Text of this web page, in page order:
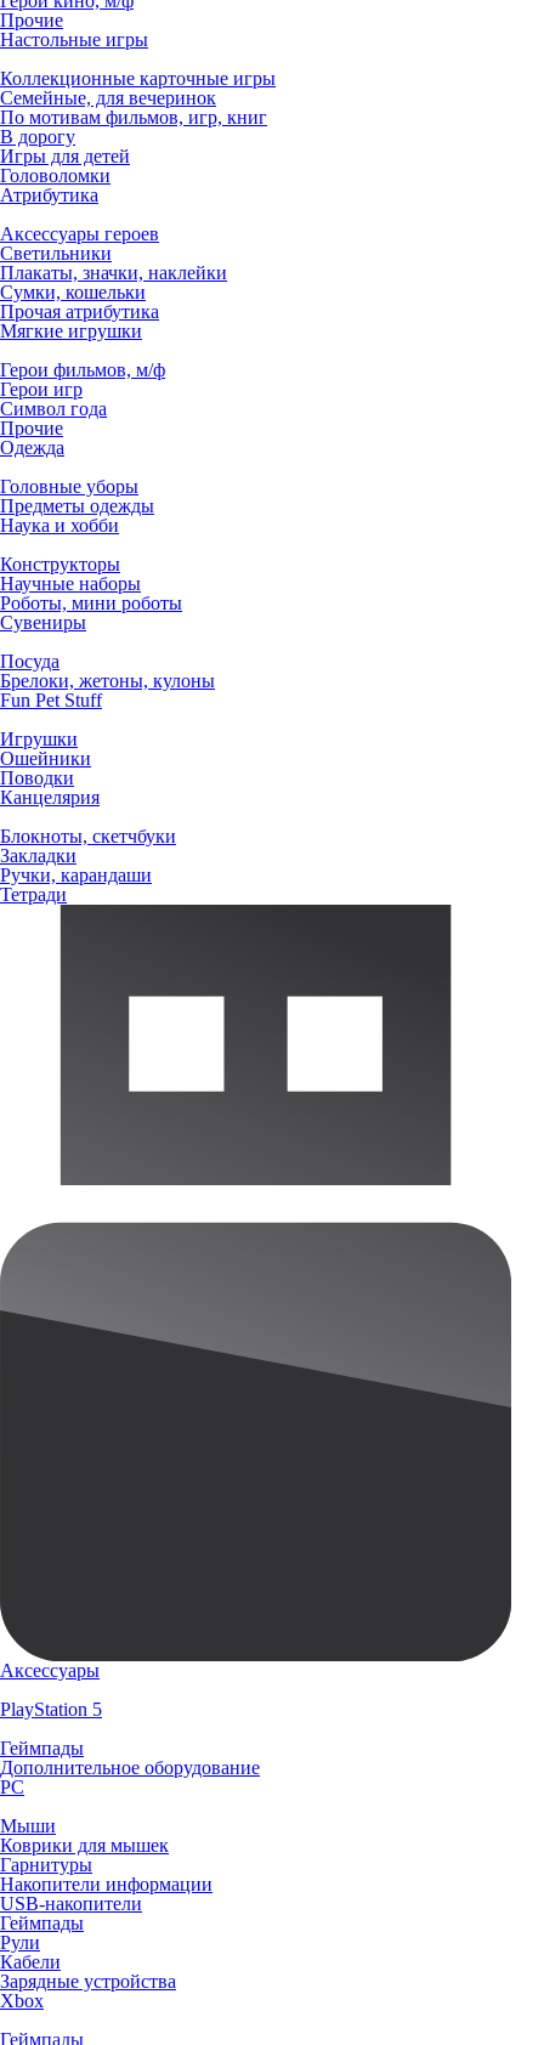
Прочие
Настольные игры
Коллекционные карточные игры
Семейные, для вечеринок
По мотивам фильмов, игр, книг
В дорогу
Игры для детей
Головоломки
Атрибутика
Аксессуары героев
Светильники
Плакаты, значки, наклейки
Сумки, кошельки
Прочая атрибутика
Мягкие игрушки
Герои фильмов, м/ф
Герои игр
Символ года
Прочие
Одежда
Головные уборы
Предметы одежды
Наука и хобби
Конструкторы
Научные наборы
Роботы, мини роботы
Сувениры
Посуда
Брелоки, жетоны, кулоны
Fun Pet Stuff
Игрушки
Ошейники
Поводки
Канцелярия
Блокноты, скетчбуки
Закладки
Ручки, карандаши
Тетради
Аксессуары
PlayStation 5
Геймпады
Дополнительное оборудование
PC
Мыши
Коврики для мышек
Гарнитуры
Накопители информации
USB-накопители
Геймпады
Рули
Кабели
Зарядные устройства
Xbox
Геймпады